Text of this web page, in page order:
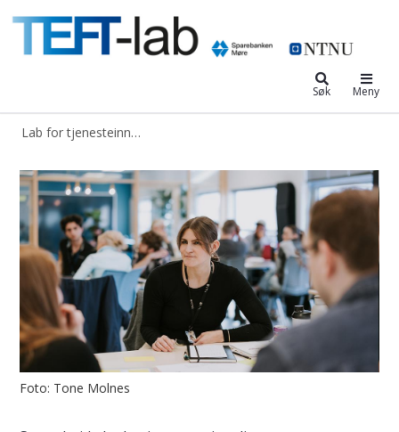
Lab for tjenesteinnovasjon,
Søk Meny
Lab for tjenesteinnovasjon, entreprenørskap, finans og teknologi
Teft-lab
Foto: Tone Molnes